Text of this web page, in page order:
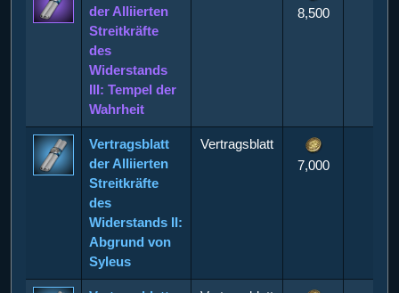
der Alliierten
Streitkräfte
des
Widerstands
III: Tempel der
Wahrheit
8,500
Vertragsblatt
der Alliierten
Streitkräfte
des
Widerstands II:
Abgrund von
Syleus
Vertragsblatt
7,000